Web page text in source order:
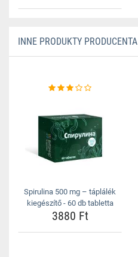
INNE PRODUKTY
Spirulina 500 mg – táplálék
kiegészítő - 60 db tabletta
3880 Ft